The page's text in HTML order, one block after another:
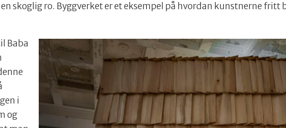
skoglig ro. Byggverket er et eksempel på hvordan kunstnerne
Baba
i
og